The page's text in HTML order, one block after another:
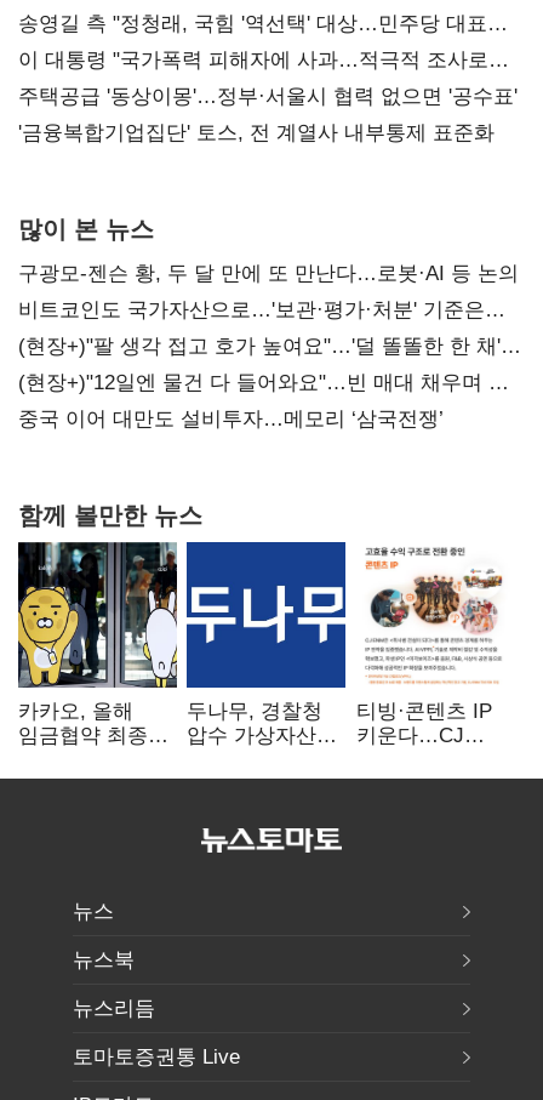
리모델링' 제안
송영길 측 "정청래, 국힘 '역선택' 대상…민주당 대표로
총선 지휘 못해"
이 대통령 "국가폭력 피해자에 사과…적극적 조사로
진실 밝혀야"
주택공급 '동상이몽'…정부·서울시 협력 없으면 '공수표'
'금융복합기업집단' 토스, 전 계열사 내부통제 표준화
많이 본 뉴스
구광모-젠슨 황, 두 달 만에 또 만난다…로봇·AI 등 논의
비트코인도 국가자산으로…'보관·평가·처분' 기준은
숙제
(현장+)"팔 생각 접고 호가 높여요"…'덜 똘똘한 한 채'
20억 키맞추기
(현장+)"12일엔 물건 다 들어와요"…빈 매대 채우며 문
연 홈플러스
중국 이어 대만도 설비투자…메모리 ‘삼국전쟁’
함께 볼만한 뉴스
카카오, 올해
임금협약 최종
인상·격려금
두나무, 경찰청
압수 가상자산
커스터디 사업
티빙·콘텐츠 IP
키운다…CJ
글로벌 확장 가속
뉴스
뉴스북
뉴스리듬
토마토증권통 Live